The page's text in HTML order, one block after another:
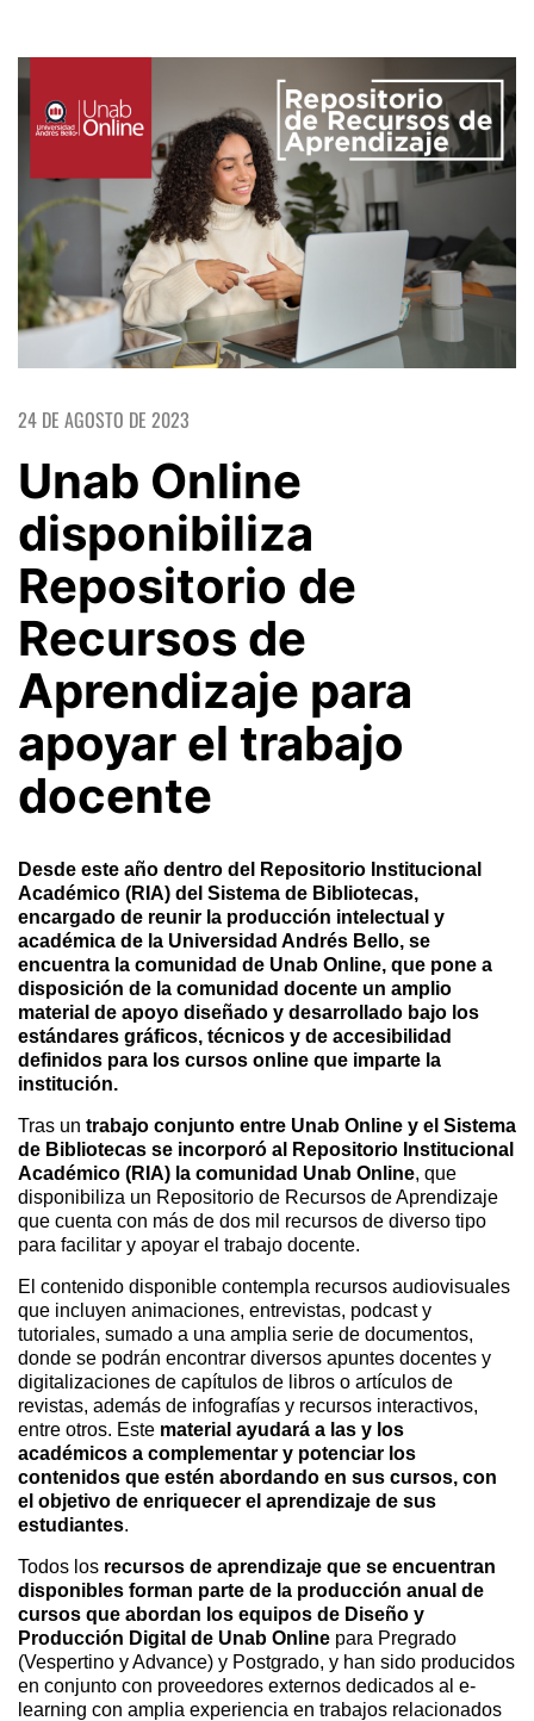
24 DE AGOSTO DE 2023
Unab Online
disponibiliza
Repositorio de
Recursos de
Aprendizaje para
apoyar el trabajo
docente
Desde este año dentro del Repositorio Institucional
Académico (RIA) del Sistema de Bibliotecas,
encargado de reunir la producción intelectual y
académica de la Universidad Andrés Bello, se
encuentra la comunidad de Unab Online, que pone a
disposición de la comunidad docente un amplio
material de apoyo diseñado y desarrollado bajo los
estándares gráficos, técnicos y de accesibilidad
definidos para los cursos online que imparte la
institución.
Tras un trabajo conjunto entre Unab Online y el Sistema
de Bibliotecas se incorporó al Repositorio Institucional
Académico (RIA) la comunidad Unab Online, que
disponibiliza un Repositorio de Recursos de Aprendizaje
que cuenta con más de dos mil recursos de diverso tipo
para facilitar y apoyar el trabajo docente.
El contenido disponible contempla recursos audiovisuales
que incluyen animaciones, entrevistas, podcast y
tutoriales, sumado a una amplia serie de documentos,
donde se podrán encontrar diversos apuntes docentes y
digitalizaciones de capítulos de libros o artículos de
revistas, además de infografías y recursos interactivos,
entre otros. Este material ayudará a las y los
académicos a complementar y potenciar los
contenidos que estén abordando en sus cursos, con
el objetivo de enriquecer el aprendizaje de sus
estudiantes.
Todos los recursos de aprendizaje que se encuentran
disponibles forman parte de la producción anual de
cursos que abordan los equipos de Diseño y
Producción Digital de Unab Online para Pregrado
(Vespertino y Advance) y Postgrado, y han sido producidos
en conjunto con proveedores externos dedicados al e-
learning con amplia experiencia en trabajos relacionados